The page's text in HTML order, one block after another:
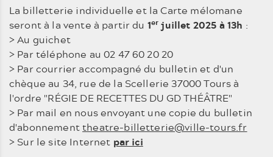
La billetterie individuelle et la Carte mélomane
seront à la vente à partir du 1er juillet 2025 à 13h :
> Au guichet
> Par téléphone au 02 47 60 20 20
> Par courrier accompagné du bulletin et d'un
chèque au 34, rue de la Scellerie 37000 Tours à
l'ordre "RÉGIE DE RECETTES DU GD THÉÂTRE"
> Par mail en nous envoyant une copie du bulletin
d'abonnementtheatre-billetterie@ville-tours.fr
> Sur le site Internet par ici